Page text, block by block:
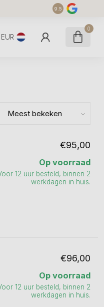
9.5
EUR
0
€95,00
Op voorraad
12 uur besteld, binnen 2
werkdagen in huis.
€96,00
Op voorraad
12 uur besteld, binnen 2
werkdagen in huis.